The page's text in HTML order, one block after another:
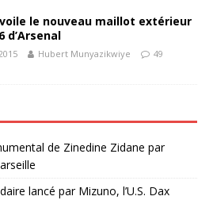
le nouveau maillot extérieur
d’Arsenal
Hubert Munyazikwiye 49
de Zinedine Zidane par
lancé par Mizuno, l’U.S. Dax